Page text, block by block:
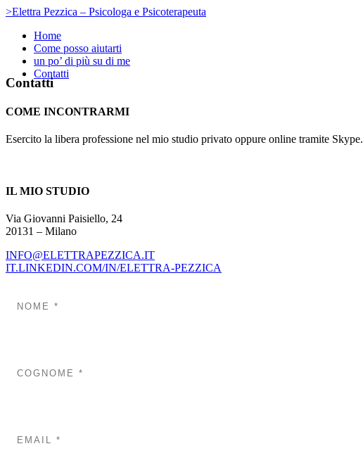
>Elettra Pezzica – Psicologa e Psicoterapeuta
Home
Come posso aiutarti
un po’ di più su di me
Contatti
Contatti
COME INCONTRARMI
Esercito la libera professione nel mio studio privato oppure online tramite Skype.
IL MIO STUDIO
Via Giovanni Paisiello, 24
20131 – Milano
INFO@ELETTRAPEZZICA.IT
IT.LINKEDIN.COM/IN/ELETTRA-PEZZICA